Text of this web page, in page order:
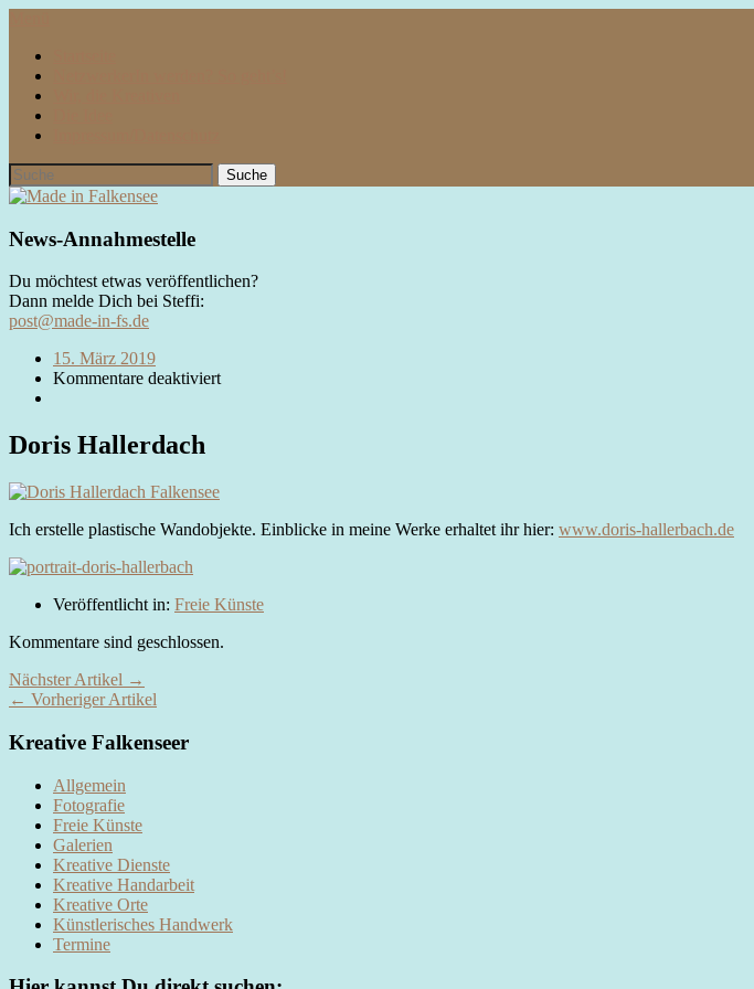
News-Annahmestelle
Du möchtest etwas veröffentlichen?
Dann melde Dich bei Steffi:
post@made-in-fs.de
15. März 2019
Kommentare deaktiviert
Doris Hallerdach
Ich erstelle plastische Wandobjekte. Einblicke in meine Werke erhaltet ihr hier: www.doris-hallerbach.de
Veröffentlicht in: Freie Künste
Kommentare sind geschlossen.
Nächster Artikel →
← Vorheriger Artikel
Kreative Falkenseer
Allgemein
Fotografie
Freie Künste
Galerien
Kreative Dienste
Kreative Handarbeit
Kreative Orte
Künstlerisches Handwerk
Termine